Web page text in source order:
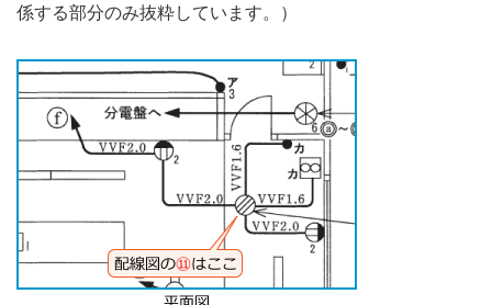
係する部分のみ抜粋しています。）